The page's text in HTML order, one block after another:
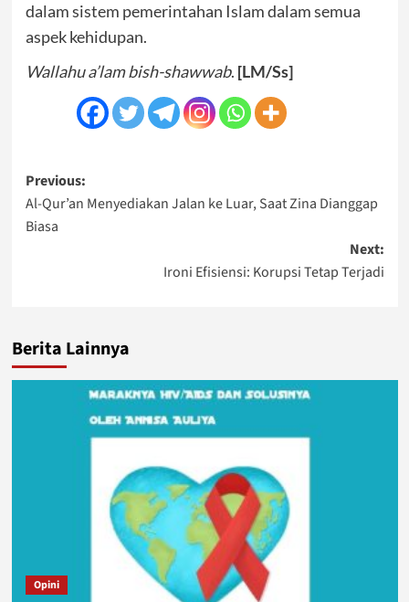
dalam sistem pemerintahan Islam dalam semua
aspek kehidupan.
Wallahu a’lam bish-shawwab. [LM/Ss]
Post
navigation
Previous:
Al-Qur’an Menyediakan Jalan ke Luar, Saat Zina Dianggap
Biasa
Next:
Ironi Efisiensi: Korupsi Tetap Terjadi
Berita Lainnya
Opini